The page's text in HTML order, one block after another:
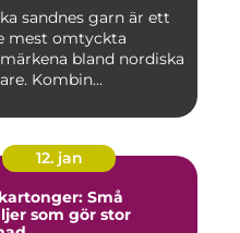
sandnes garn är ett
mest omtyckta
bland nordiska
Kombin...
12. jan
Små
som gör stor